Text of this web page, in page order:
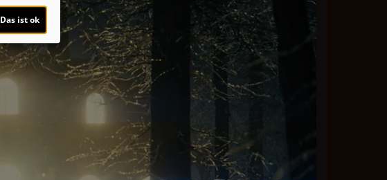
Das ist ok